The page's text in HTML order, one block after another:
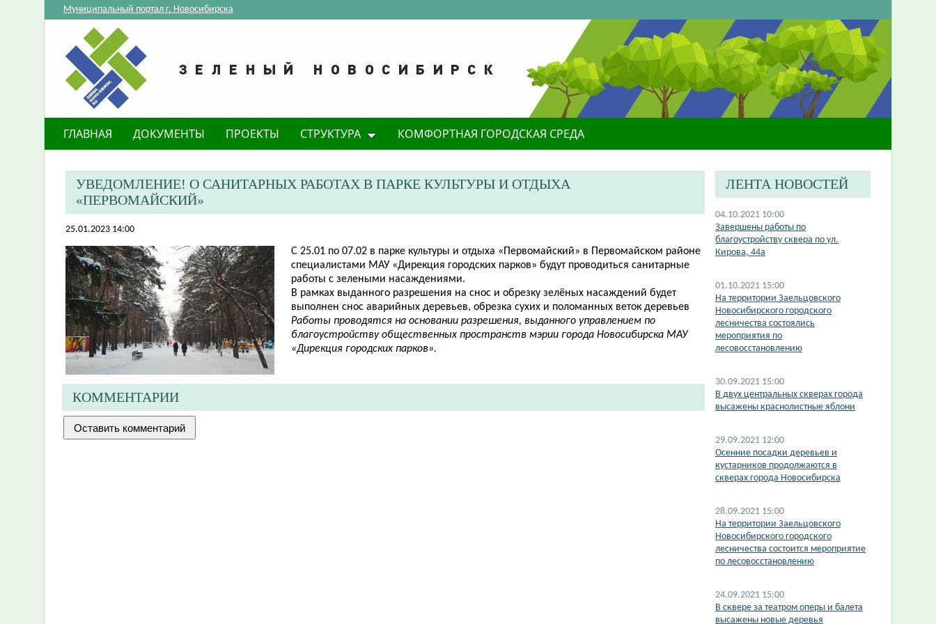
Муниципальный портал г. Новосибирска
ГЛАВНАЯ ДОКУМЕНТЫ ПРОЕКТЫ СТРУКТУРА КОМФОРТНАЯ ГОРОДСКАЯ СРЕДА
​УВЕДОМЛЕНИЕ! О САНИТАРНЫХ РАБОТАХ В ПАРКЕ КУЛЬТУРЫ И ОТДЫХА
«ПЕРВОМАЙСКИЙ»
25.01.2023 14:00
С 25.01 по 07.02 в парке культуры и отдыха «Первомайский» в Первомайском районе
специалистами МАУ «Дирекция городских парков» будут проводиться санитарные
работы с зелеными насаждениями.
В рамках выданного разрешения на снос и обрезку зелёных насаждений будет
выполнен снос аварийных деревьев, обрезка сухих и поломанных веток деревьев
Работы проводятся на основании разрешения, выданного управлением по
благоустройству общественных пространств мэрии города Новосибирска МАУ
«Дирекция городских парков».
КОММЕНТАРИИ
ЛЕНТА НОВОСТЕЙ
04.10.2021 10:00
​Завершены работы по
благоустройству сквера по ул.
Кирова, 44а
01.10.2021 15:00
На территории Заельцовского
Новосибирского городского
лесничества состоялись
мероприятия по
лесовосстановлению
30.09.2021 15:00
В двух центральных скверах города
высажены краснолистные яблони
29.09.2021 12:00
​Осенние посадки деревьев и
кустарников продолжаются в
скверах города Новосибирска
28.09.2021 15:00
На территории Заельцовского
Новосибирского городского
лесничества состоится мероприятие
по лесовосстановлению
24.09.2021 15:00
В сквере за театром оперы и балета
высажены новые деревья